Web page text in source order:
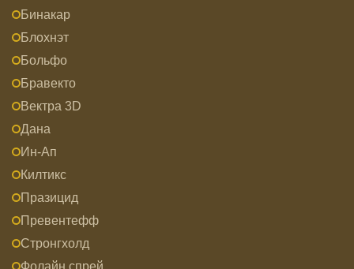
Бинакар
Блохнэт
Больфо
Бравекто
Вектра 3D
Дана
Ин-Ап
Килтикс
Празицид
Превентефф
Стронгхолд